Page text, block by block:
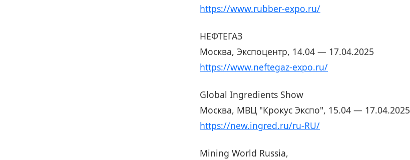
https://www.rubber-expo.ru/
НЕФТЕГАЗ
Москва, Экспоцентр, 14.04 — 17.04.2025
https://www.neftegaz-expo.ru/
Global Ingredients Show
Москва, МВЦ "Крокус Экспо", 15.04 — 17.04.2025
https://new.ingred.ru/ru-RU/
Mining World Russia,